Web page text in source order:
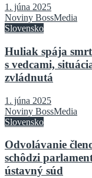
1. júna 2025
Noviny BossMedia
Slovensko
Huliak spája
s vedcami,
zvládnutá
1. júna 2025
Noviny BossMedia
Slovensko
Odvolávanie
schôdzi
ústavný súd